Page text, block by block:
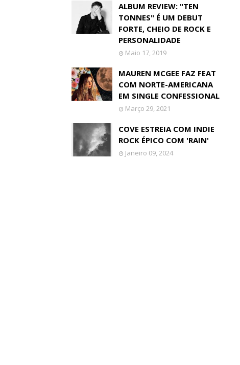
ALBUM REVIEW: "TEN
TONNES" É UM DEBUT
FORTE, CHEIO DE ROCK E
PERSONALIDADE
Maio 17, 2019
MAUREN MCGEE FAZ FEAT
COM NORTE-AMERICANA
EM SINGLE CONFESSIONAL
Março 29, 2021
COVE ESTREIA COM INDIE
ROCK ÉPICO COM 'RAIN'
Janeiro 09, 2024